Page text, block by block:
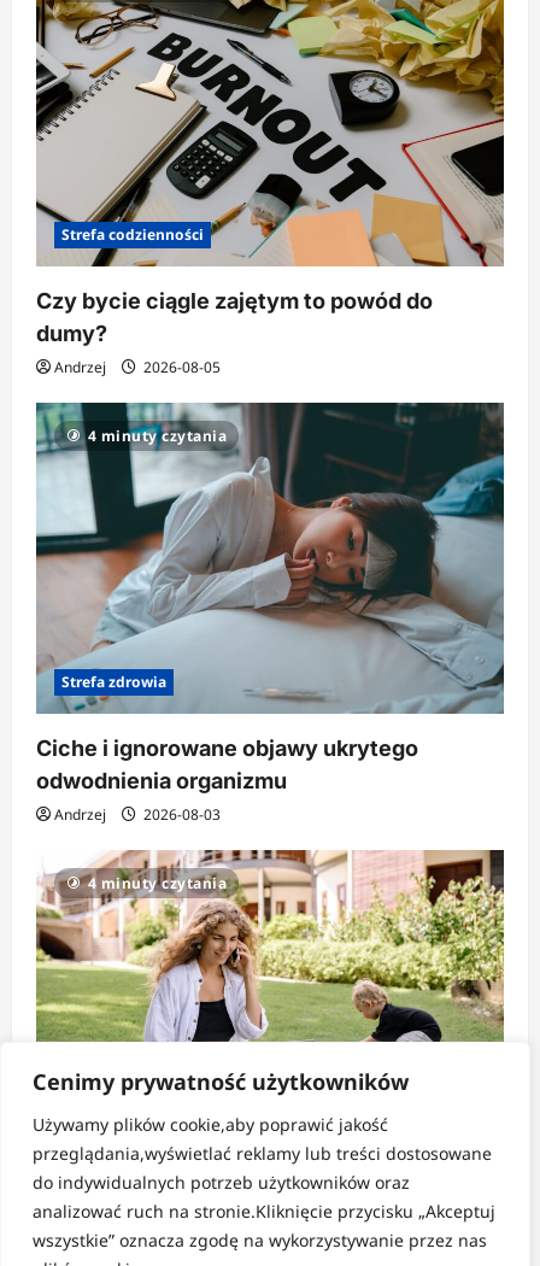
Cenimy prywatność użytkowników
Używamy plików cookie,aby poprawić jakość
przeglądania,wyświetlać reklamy lub treści dostosowane
do indywidualnych potrzeb użytkowników oraz
analizować ruch na stronie.Kliknięcie przycisku „Akceptuj
wszystkie” oznacza zgodę na wykorzystywanie przez nas
Strefa codzienności
Czy bycie ciągle zajętym to powód do
dumy?
Andrzej 2026-08-05
4 minuty czytania
Strefa zdrowia
Ciche i ignorowane objawy ukrytego
odwodnienia organizmu
Andrzej 2026-08-03
4 minuty czytania
Strefa codzienności
Jak nie zatracić siebie w nieustannym
biegu?